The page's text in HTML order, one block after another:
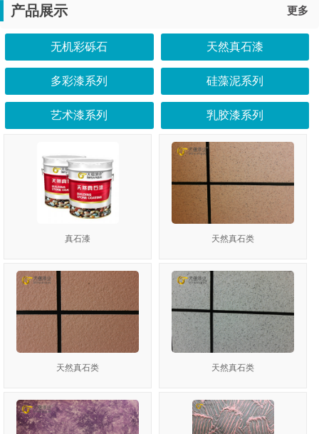
2 3
产品展示 更多
无机彩砾石 天然真石漆
多彩漆系列 硅藻泥系列
艺术漆系列 乳胶漆系列
真石漆 天然真石类
天然真石类 天然真石类